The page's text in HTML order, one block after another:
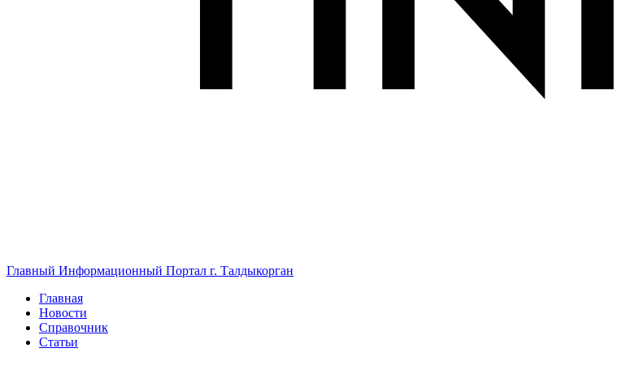
Главный Информационный Портал г. Талдыкорган
Главная
Новости
Справочник
Статьи